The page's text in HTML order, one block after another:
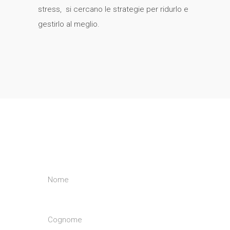
stress, si cercano le strategie per ridurlo e
gestirlo al meglio.